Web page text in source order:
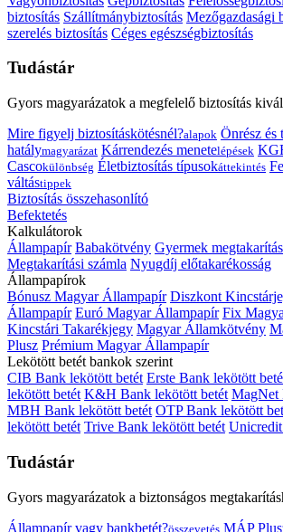
biztosítás Szállítmánybiztosítás Mezőgazdasági
szerelés biztosítás Céges egészségbiztosítás
Tudástár
Gyors magyarázatok a megfelelő biztosítás
Mire figyelj biztosításkötésnél?alapok Önrész és
hatálymagyarázat Kárrendezés menetelépések
Cascokülönbség Életbiztosítás típusokáttekintés
váltástippek
Biztosítás összehasonlító
Befektetés
Kalkulátorok
Állampapír Babakötvény Gyermek megtakarítás
Megtakarítási számla Nyugdíj előtakarékosság
Állampapírok
Bónusz Magyar Állampapír Diszkont
Állampapír Euró Magyar Állampapír Fix
Kincstári Takarékjegy Magyar Államkötvény
Plusz Prémium Magyar Állampapír
Lekötött betét bankok szerint
CIB Bank lekötött betét Erste Bank lekötött
lekötött betét K&H Bank lekötött betét MagNet
MBH Bank lekötött betét OTP Bank lekötött
lekötött betét Trive Bank lekötött betét
Tudástár
Gyors magyarázatok a biztonságos
Állampapír vagy bankbetét?összevetés MÁP